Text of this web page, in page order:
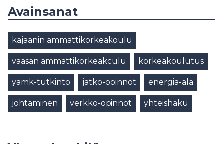
Avainsanat
kajaanin ammattikorkeakoulu
vaasan ammattikorkeakoulu korkeakoulutus
yamk-tutkinto jatko-opinnot energia-ala
johtaminen verkko-opinnot yhteishaku